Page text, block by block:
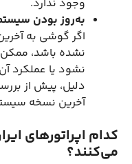
وجود ندارد.
به‌روز بودن
اگر گوشی به
نشود یا عملکرد
دلیل، پیش از
آخرین نسخه
می‌کنند؟